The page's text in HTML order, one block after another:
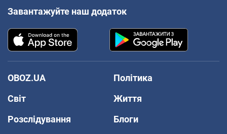
Завантажуйте наш додаток
OBOZ.UA
Політика
Світ
Життя
Розслідування
Блоги